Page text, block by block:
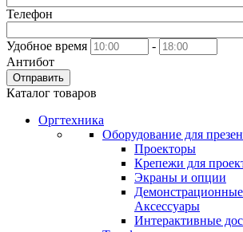
Телефон
Удобное время
-
Антибот
Отправить
Каталог товаров
Оргтехника
Оборудование для
Проекторы
Крепежи для
Экраны и опции
Аксессуары
Интерактивные